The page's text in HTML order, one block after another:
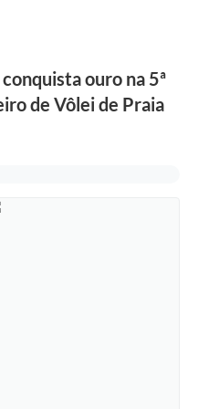
ouro na 5ª
de Vôlei de Praia